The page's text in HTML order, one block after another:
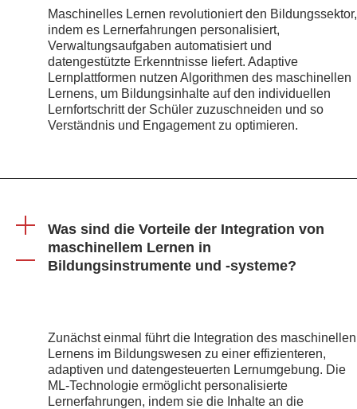
Maschinelles Lernen revolutioniert den Bildungssektor,
indem es Lernerfahrungen personalisiert,
Verwaltungsaufgaben automatisiert und
datengestützte Erkenntnisse liefert. Adaptive
Lernplattformen nutzen Algorithmen des maschinellen
Lernens, um Bildungsinhalte auf den individuellen
Lernfortschritt der Schüler zuzuschneiden und so
Verständnis und Engagement zu optimieren.
Was sind die Vorteile der Integration von
maschinellem Lernen in
Bildungsinstrumente und -systeme?
Zunächst einmal führt die Integration des maschinellen
Lernens im Bildungswesen zu einer effizienteren,
adaptiven und datengesteuerten Lernumgebung. Die
ML-Technologie ermöglicht personalisierte
Lernerfahrungen, indem sie die Inhalte an die